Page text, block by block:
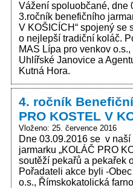
Vážení spoluobčané, dne
3.ročník benefičního
V KOŠICÍCH“ spojený se
o nejlepší tradiční koláč.
MAS Lípa pro venkov
Uhlířské Janovice a
Kutná Hora.
4. ročník
PRO KOSTEL V
Vloženo: 25. července 2016
Dne 03.09.2016 se v
jarmarku „KOLÁČ PRO
soutěží pekařů a pekařek
Pořadateli akce byli -
o.s., Římskokatolická